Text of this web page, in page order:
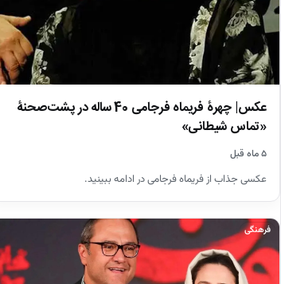
عکس| چهرۀ فریماه فرجامی 40 ساله در پشت‌صحنۀ
«تماس شیطانی»
۵ ماه قبل
عکسی جذاب از فریماه فرجامی در ادامه ببینید.
فرهنگی